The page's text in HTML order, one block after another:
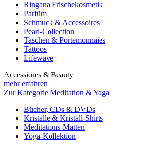
Ringana Frischekosmetik
Parfüm
Schmuck & Accessoires
Pearl-Collection
Taschen & Portemonnaies
Tattoos
Lifewave
Accessiores & Beauty
mehr erfahren
Zur Kategorie Meditation & Yoga
Bücher, CDs & DVDs
Kristalle & Kristall-Shirts
Meditations-Matten
Yoga-Kollektion